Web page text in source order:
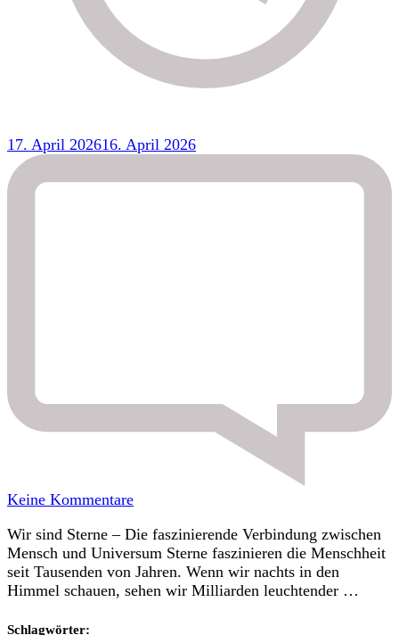
17. April 202616. April 2026
Keine Kommentarezu
Mond
und
Sterne
Wir sind Sterne – Die faszinierende Verbindung zwischen
Mensch und Universum Sterne faszinieren die Menschheit
seit Tausenden von Jahren. Wenn wir nachts in den
Himmel schauen, sehen wir Milliarden leuchtender …
Schlagwörter: